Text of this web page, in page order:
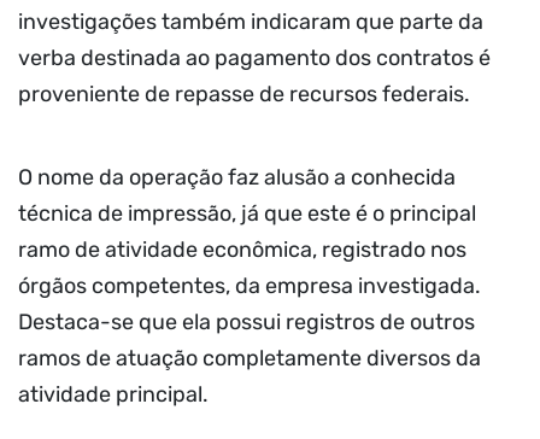
investigações também indicaram que parte da
verba destinada ao pagamento dos contratos é
proveniente de repasse de recursos federais.
O nome da operação faz alusão a conhecida
técnica de impressão, já que este é o principal
ramo de atividade econômica, registrado nos
órgãos competentes, da empresa investigada.
Destaca-se que ela possui registros de outros
ramos de atuação completamente diversos da
atividade principal.